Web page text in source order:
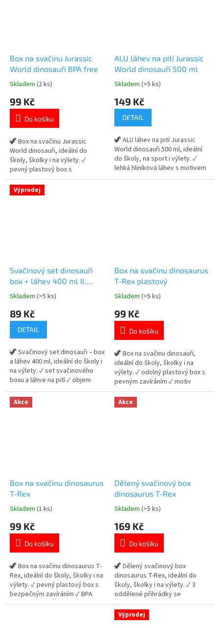
Box na svačinu Jurassic
World dinosauři BPA free
Průměrné
produktu
5,0
5
hvězdiček.
Skladem (2 ks)
99 Kč
Do košíku
🦖 Box na svačinu Jurassic
World dinosauři, ideální do
školy, školky i na výlety. ✓
pevný plastový box s
bezpečným zavíráním ✓ BPA
free 🌿 – zdravotně nezávadný
materiál ✓ ideální na svačinu pro
ALU láhev na pití Jurassic
World dinosauři 500 ml
Průměrné
produktu
5
hvězdiček.
Skladem (>5 ks)
149 Kč
DETAIL
🦖 ALU láhev na pití Jurassic
World dinosauři 500 ml, ideální
do školy, na sport i výlety. ✓
lehká hliníková láhev s motivem
Jurassic World ✓ uzavíratelné
Výprodej
Svačinový set dinosauři
box + láhev 400 ml II.
jakost
Průměrné
produktu
5
hvězdiček.
Skladem (>5 ks)
89 Kč
DETAIL
🦖 Svačinový set dinosauři – box
a láhev 400 ml, ideální do školy i
na výlety. ✓ set svačinového
boxu a láhve na pití ✓ objem
láhve 400 ml ✓ II. jakost – drobná
vada zavírání boxu 👉 Více
produktů s motivem dinosaurů
Box na svačinu dinosaurus
T-Rex plastový
Průměrné
produktu
5,0
5
hvězdiček.
Skladem (>5 ks)
99 Kč
Do košíku
🦖 Box na svačinu dinosauři,
ideální do školy, školky i na
výlety. ✓ odolný plastový box s
pevným zavíráním ✓ motiv
dinosaurů pro děti ✓ ideální na
každodenní svačinu 👉 Více
produktů s motivem dinosaurů
Akce
Box na svačinu dinosaurus
T-Rex
Průměrné
produktu
5,0
5
hvězdiček.
Skladem (1 ks)
99 Kč
Do košíku
🦖 Box na svačinu dinosaurus T-
Rex, ideální do školy, školky i na
výlety. ✓ pevný plastový box s
bezpečným zavíráním ✓ BPA
free 🌿– zdravotně nezávadný
Akce
Dělený svačinový box
dinosaurus T-Rex
Průměrné
produktu
5,0
5
hvězdiček.
Skladem (>5 ks)
169 Kč
Do košíku
🦖 Dělený svačinový box
dinosaurus T-Rex, ideální do
školy, školky i na výlety. ✓ 3
oddělené přihrádky se
samostatným uzavíráním ✓ BPA
free 🌿 – zdravotně nezávadný
materiál ✓ ideální na svačinu pro
Výprodej